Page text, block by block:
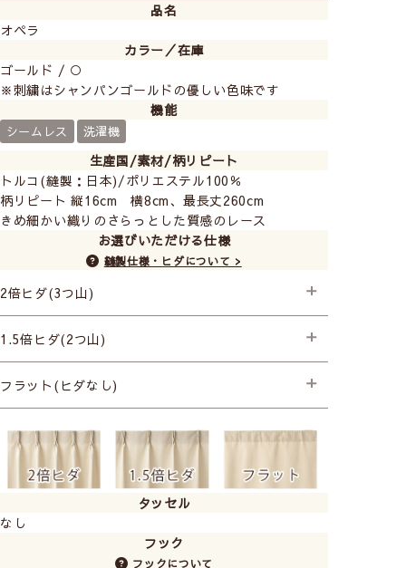
品名
オペラ
カラー／在庫
ゴールド / ○
※刺繍はシャンパンゴールドの優しい色味です
機能
シームレス 洗濯機
生産国/素材/柄リピート
トルコ(縫製：日本)/ポリエステル100％
柄リピート 縦16cm 横8cm、最長丈260cm
きめ細かい織りのさらっとした質感のレース
お選びいただける仕様
縫製仕様・ヒダについて >
2倍ヒダ(3つ山)
├プレミアム縫製
1.5倍ヒダ(2つ山)
├プレミアム縫製
フラット(ヒダなし)
タッセル
なし
フック
フックについて